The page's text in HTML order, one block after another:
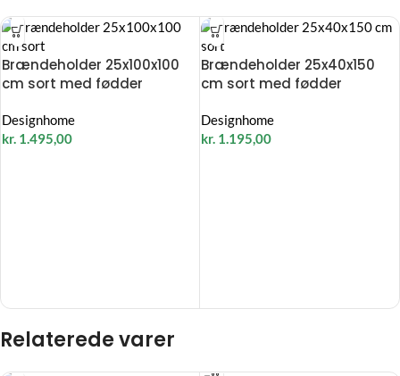
Brændeholder 25x100x100
cm sort med fødder
Designhome
kr. 1.495,00
Brændeholder 25x40x150
cm sort med fødder
Designhome
kr. 1.195,00
Relaterede varer